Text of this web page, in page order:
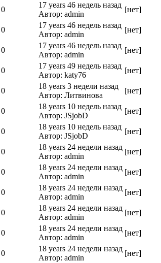
0
17 years 46 недель назад
Автор: admin
[нет]
0
17 years 46 недель назад
Автор: admin
[нет]
0
17 years 46 недель назад
Автор: admin
[нет]
0
17 years 49 недель назад
Автор: katy76
[нет]
0
18 years 3 недели назад
Автор: Литвинова
[нет]
0
18 years 10 недель назад
Автор: JSjobD
[нет]
0
18 years 10 недель назад
Автор: JSjobD
[нет]
0
18 years 24 недели назад
Автор: admin
[нет]
0
18 years 24 недели назад
Автор: admin
[нет]
0
18 years 24 недели назад
Автор: admin
[нет]
0
18 years 24 недели назад
Автор: admin
[нет]
0
18 years 24 недели назад
Автор: admin
[нет]
0
18 years 24 недели назад
Автор: admin
[нет]